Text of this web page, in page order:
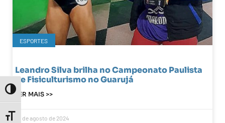
Toggle High Contrast
Toggle Font size
ESPORTES
Leandro Silva brilha no Campeonato Paulista
de Fisiculturismo no Guarujá
LER MAIS >>
28 de agosto de 2024